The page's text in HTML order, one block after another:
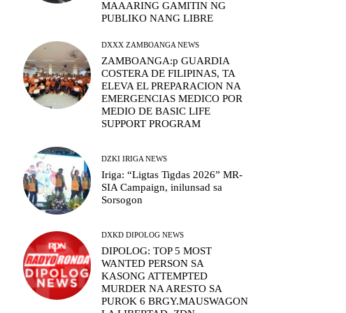
MAAARING GAMITIN NG
PUBLIKO NANG LIBRE
DXXX ZAMBOANGA NEWS
ZAMBOANGA:p GUARDIA
COSTERA DE FILIPINAS, TA
ELEVA EL PREPARACION NA
EMERGENCIAS MEDICO POR
MEDIO DE BASIC LIFE
SUPPORT PROGRAM
DZKI IRIGA NEWS
Iriga: “Ligtas Tigdas 2026” MR-
SIA Campaign, inilunsad sa
Sorsogon
DXKD DIPOLOG NEWS
DIPOLOG: TOP 5 MOST
WANTED PERSON SA
KASONG ATTEMPTED
MURDER NA ARESTO SA
PUROK 6 BRGY.MAUSWAGON